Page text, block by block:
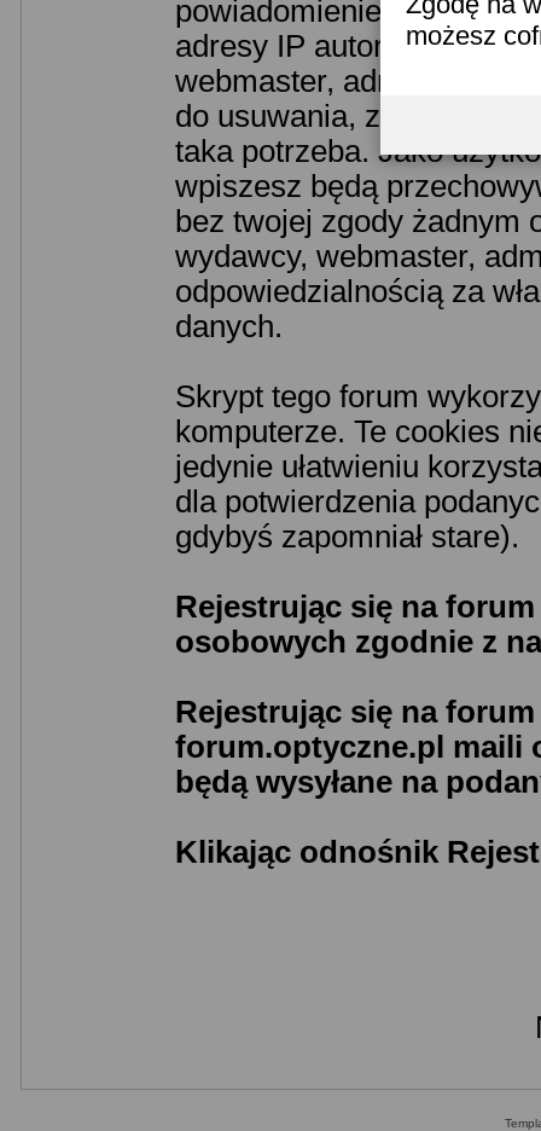
możesz
powiadomieniem
adresy IP autorów.
webmaster, administrator
do usuwania, zmiany lub
taka potrzeba. Jako
wpiszesz będą
bez twojej zgody żadnym
wydawcy, webmaster,
odpowiedzialnością za
danych.
Skrypt tego forum
komputerze. Te cookies
jedynie ułatwieniu
dla potwierdzenia
gdybyś zapomniał stare).
Rejestrując się na
osobowych zgodnie z
Rejestrując się na
forum.optyczne.pl maili
będą wysyłane na
Klikając odnośnik